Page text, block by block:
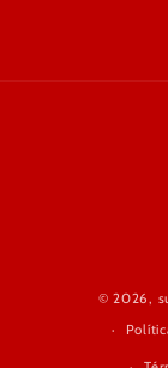
© 2026,